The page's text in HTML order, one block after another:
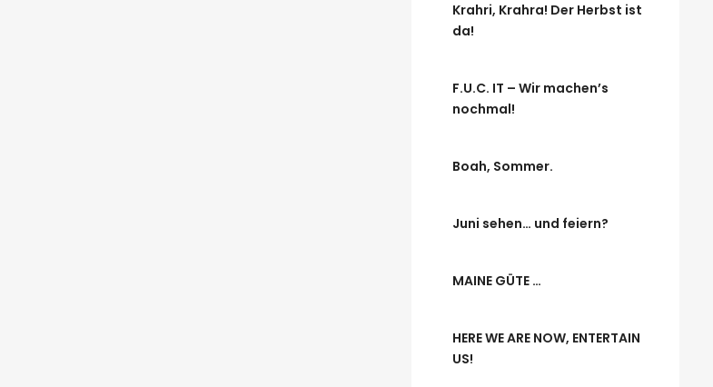
Krahri, Krahra! Der Herbst ist
da!
F.U.C. IT – Wir machen’s
nochmal!
Boah, Sommer.
Juni sehen… und feiern?
MAINE GÜTE …
HERE WE ARE NOW, ENTERTAIN
US!